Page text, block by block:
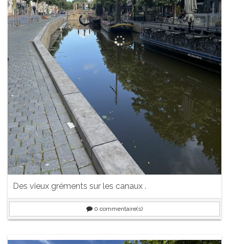
Des vieux gréments sur les canaux .
0 commentaire(s)